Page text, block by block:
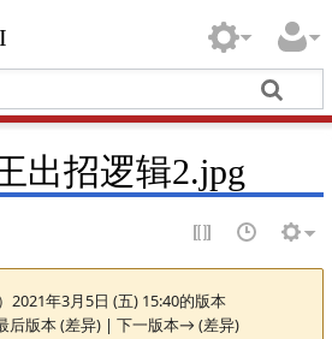
出招逻辑2.jpg
2021年3月5日 (五) 15:40的版本
后版本 (差异) | 下一版本→ (差异)